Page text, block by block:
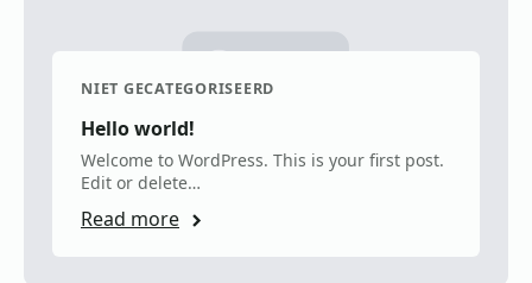
Hello world!
NIET GECATEGORISEERD
Welcome to WordPress. This is your first post.
Edit or delete…
Read more